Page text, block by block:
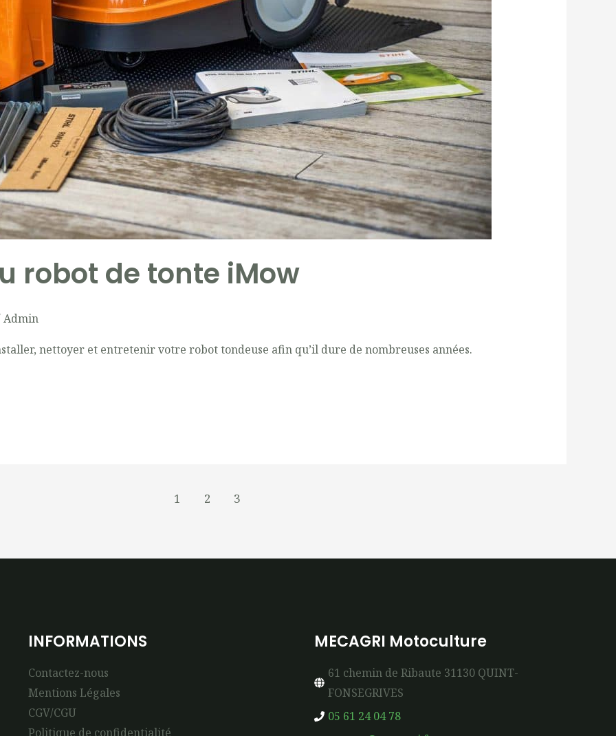
robot de tonte iMow
Admin
nettoyer et entretenir votre robot tondeuse afin qu’il dure de nombreuses années.
1 2 3
INFORMATIONS
Contactez-nous
Mentions Légales
CGV/CGU
Politique de confidentialité
MECAGRI Motoculture
61 chemin de Ribaute 31130 QUINT-
FONSEGRIVES
05 61 24 04 78